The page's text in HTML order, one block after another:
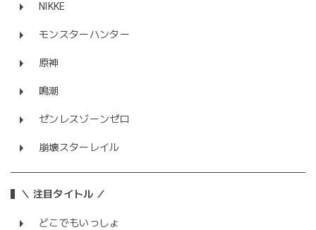
NIKKE
モンスターハンター
原神
鳴潮
ゼンレスゾーンゼロ
崩壊スターレイル
＼ 注目タイトル ／
どこでもいっしょ